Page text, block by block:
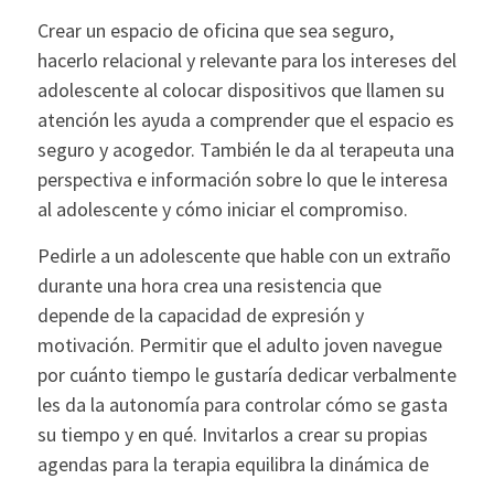
Crear un espacio de oficina que sea seguro,
hacerlo relacional y relevante para los intereses del
adolescente al colocar dispositivos que llamen su
atención les ayuda a comprender que el espacio es
seguro y acogedor. También le da al terapeuta una
perspectiva e información sobre lo que le interesa
al adolescente y cómo iniciar el compromiso.
Pedirle a un adolescente que hable con un extraño
durante una hora crea una resistencia que
depende de la capacidad de expresión y
motivación. Permitir que el adulto joven navegue
por cuánto tiempo le gustaría dedicar verbalmente
les da la autonomía para controlar cómo se gasta
su tiempo y en qué. Invitarlos a crear su propias
agendas para la terapia equilibra la dinámica de